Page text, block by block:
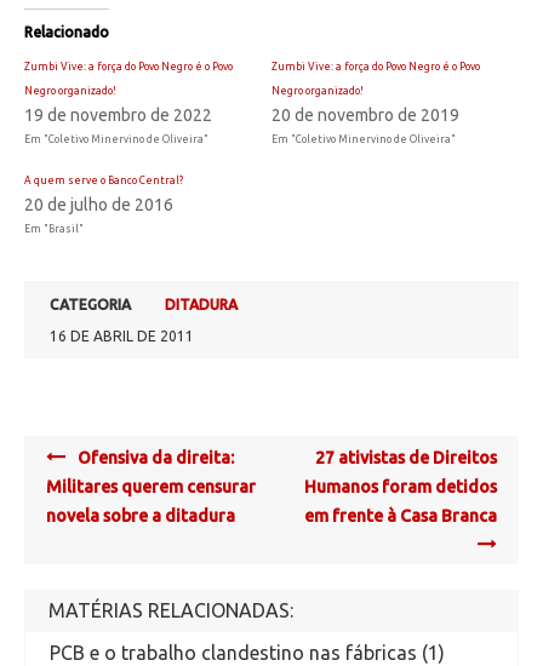
Relacionado
Zumbi Vive: a força do Povo Negro é o Povo
Negro organizado!
19 de novembro de 2022
Em "Coletivo Minervino de Oliveira"
Zumbi Vive: a força do Povo Negro é o Povo
Negro organizado!
20 de novembro de 2019
Em "Coletivo Minervino de Oliveira"
A quem serve o Banco Central?
20 de julho de 2016
Em "Brasil"
CATEGORIA
DITADURA
16 DE ABRIL DE 2011
Post
navigation
Ofensiva da direita:
Militares querem censurar
novela sobre a ditadura
27 ativistas de Direitos
Humanos foram detidos
em frente à Casa Branca
MATÉRIAS RELACIONADAS:
PCB e o trabalho clandestino nas fábricas (1)